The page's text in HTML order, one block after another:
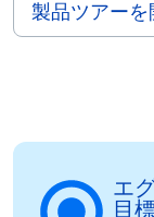
製品ツアーを
エ
目